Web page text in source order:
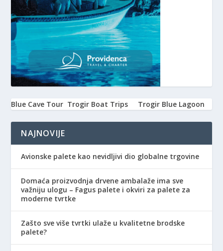
Blue Cave Tour Trogir Boat Trips Trogir Blue Lagoon
NAJNOVIJE
Avionske palete kao nevidljivi dio globalne trgovine
Domaća proizvodnja drvene ambalaže ima sve
važniju ulogu – Fagus palete i okviri za palete za
moderne tvrtke
Zašto sve više tvrtki ulaže u kvalitetne brodske
palete?